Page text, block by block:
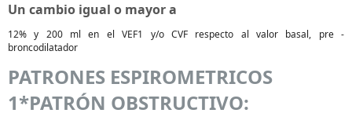
Un cambio igual o mayor a
12% y 200 ml en el VEF1 y/o CVF respecto al valor basal, pre -
broncodilatador
PATRONES ESPIROMETRICOS
1*PATRÓN OBSTRUCTIVO: